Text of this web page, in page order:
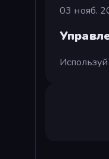
03 нояб.